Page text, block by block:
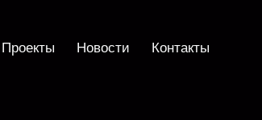
Проекты Новости Контакты